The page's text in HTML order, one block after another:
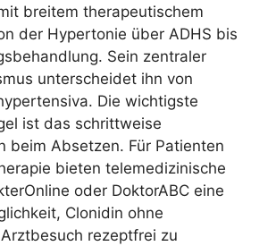
breitem therapeutischem
der Hypertonie über ADHS bis
Sein zentraler
unterscheidet ihn von
Die wichtigste
ist das schrittweise
beim Absetzen. Für Patienten
bieten telemedizinische
oder DoktorABC eine
Clonidin ohne
rezeptfrei zu